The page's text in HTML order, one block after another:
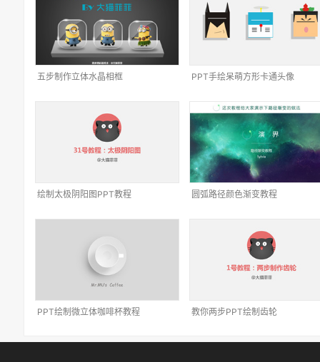
五步制作立体水晶相框 PPT手绘呆萌方形卡通头像
绘制太极阴阳图PPT教程 圆弧路径颜色渐变教程
PPT绘制微立体咖啡杯教程 教你两步PPT绘制齿轮